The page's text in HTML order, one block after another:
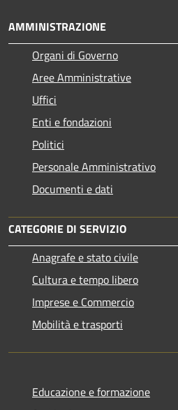
AMMINISTRAZIONE
Organi di Governo
Aree Amministrative
Uffici
Enti e fondazioni
Politici
Personale Amministrativo
Documenti e dati
CATEGORIE DI SERVIZIO
Anagrafe e stato civile
Cultura e tempo libero
Imprese e Commercio
Mobilità e trasporti
Educazione e formazione